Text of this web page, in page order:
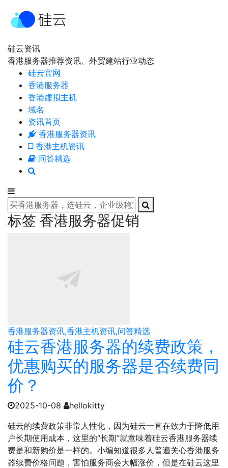
硅云资讯
香港服务器推荐资讯、外贸建站行业动态
硅云官网
香港服务器
香港虚拟主机
域名
资讯首页
香港服务器资讯
香港主机资讯
问答精选
标签 香港服务器促销
香港服务器资讯,香港主机资讯,问答精选
硅云香港服务器的续费政策，
优惠购买的服务器是否续费同
价？
2025-10-08
hellokitty
硅云的续费政策非常人性化，因为硅云一直在致力于降低用
户长期使用成本，这里的“长期”就意味着硅云香港服务器续
费是和新购价是一样的。小编知道很多人普遍关心香港服务
器续费价格问题，害怕服务商会大幅涨价，但是在硅云这里